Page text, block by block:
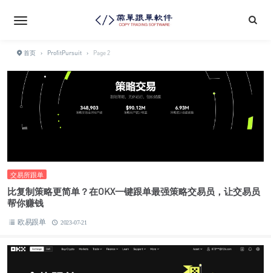
首页 › ProfitPursuit › Page 2
交易所跟单
比复制策略更简单？在OKX一键跟单最强策略交易员，让交易员
帮你赚钱
欧易跟单 2023-07-21